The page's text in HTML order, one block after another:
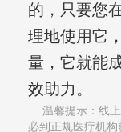
的，只要您
理地使用它
量，它就能
效助力。
温馨提示：线
必到正规医疗机构